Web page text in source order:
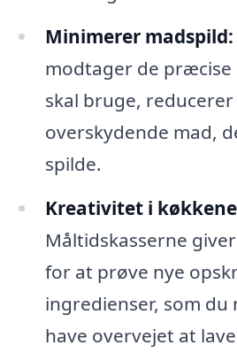
Minimerer madspild:
modtager de
skal bruge,
overskydende mad,
spilde.
Kreativitet i
Måltidskasserne
for at prøve nye
ingredienser, som du
have overvejet at